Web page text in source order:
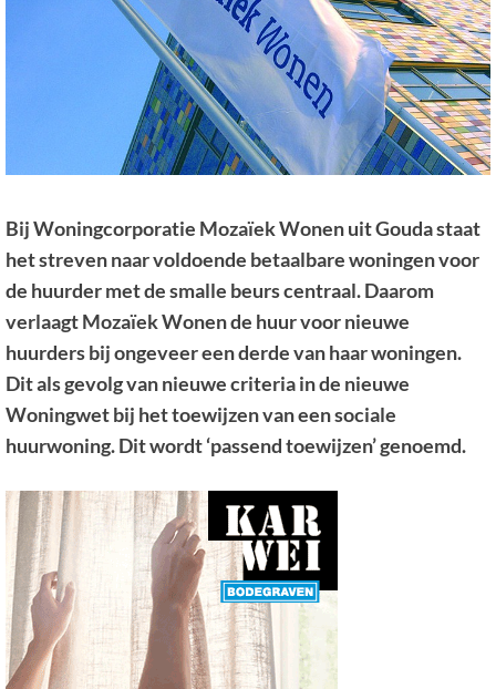
Bij Woningcorporatie Mozaïek Wonen uit Gouda staat
het streven naar voldoende betaalbare woningen voor
de huurder met de smalle beurs centraal. Daarom
verlaagt Mozaïek Wonen de huur voor nieuwe
huurders bij ongeveer een derde van haar woningen.
Dit als gevolg van nieuwe criteria in de nieuwe
Woningwet bij het toewijzen van een sociale
huurwoning. Dit wordt ‘passend toewijzen’ genoemd.